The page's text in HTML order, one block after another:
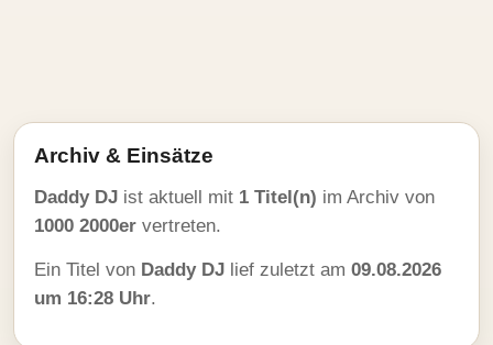
Archiv & Einsätze
Daddy DJ ist aktuell mit 1 Titel(n) im Archiv von
1000 2000er vertreten.
Ein Titel von Daddy DJ lief zuletzt am 09.08.2026
um 16:28 Uhr.